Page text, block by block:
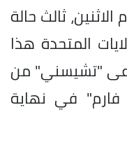
ثالث حالة
المتحدة هذا
"تشيسني" من
في نهاية